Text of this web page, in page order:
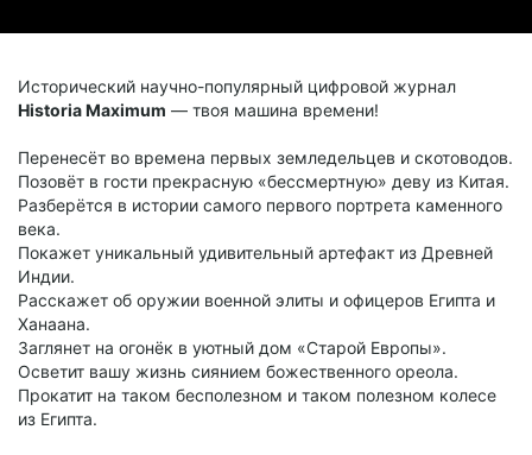
Исторический научно-популярный цифровой журнал
Historia Maximum — твоя машина времени!
Перенесёт во времена первых земледельцев и скотоводов.
Позовёт в гости прекрасную «бессмертную» деву из Китая.
Разберётся в истории самого первого портрета каменного
века.
Покажет уникальный удивительный артефакт из Древней
Индии.
Расскажет об оружии военной элиты и офицеров Египта и
Ханаана.
Заглянет на огонёк в уютный дом «Старой Европы».
Осветит вашу жизнь сиянием божественного ореола.
Прокатит на таком бесполезном и таком полезном колесе
из Египта.